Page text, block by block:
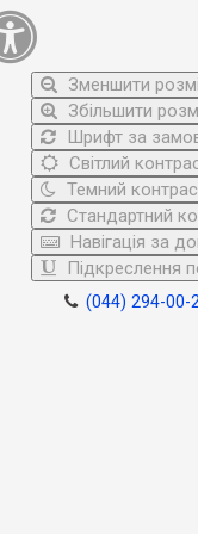
Зменшити
Збільшити
Шрифт за
Світлий
Темний
Стандартний
Навігація за
Підкреслення
(044) 294-00-